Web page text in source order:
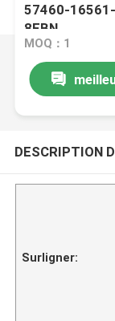
57460-
8FBN
MOQ：1
DESCRIPTION
Surligner: